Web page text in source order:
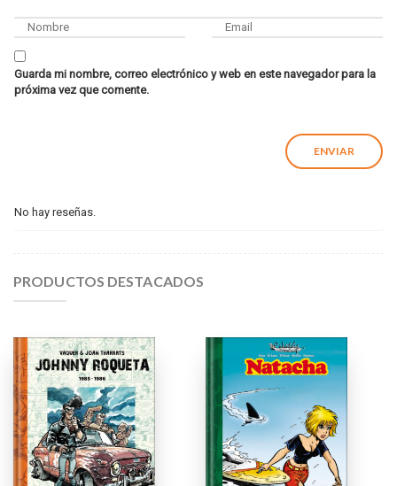
Guarda mi nombre, correo electrónico y web en este navegador para la
próxima vez que comente.
No hay reseñas.
PRODUCTOS DESTACADOS